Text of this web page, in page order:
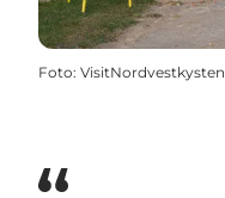
Foto: VisitNordvestkysten